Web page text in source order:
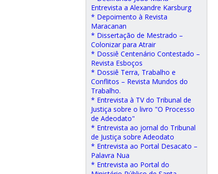
Entrevista a Alexandre Karsburg
* Depoimento à Revista
Maracanan
* Dissertação de Mestrado –
Colonizar para Atrair
* Dossiê Centenário Contestado –
Revista Esboços
* Dossiê Terra, Trabalho e
Conflitos – Revista Mundos do
Trabalho.
* Entrevista à TV do Tribunal de
Justiça sobre o livro "O Processo
de Adeodato"
* Entrevista ao jornal do Tribunal
de Justiça sobre Adeodato
* Entrevista ao Portal Desacato –
Palavra Nua
* Entrevista ao Portal do